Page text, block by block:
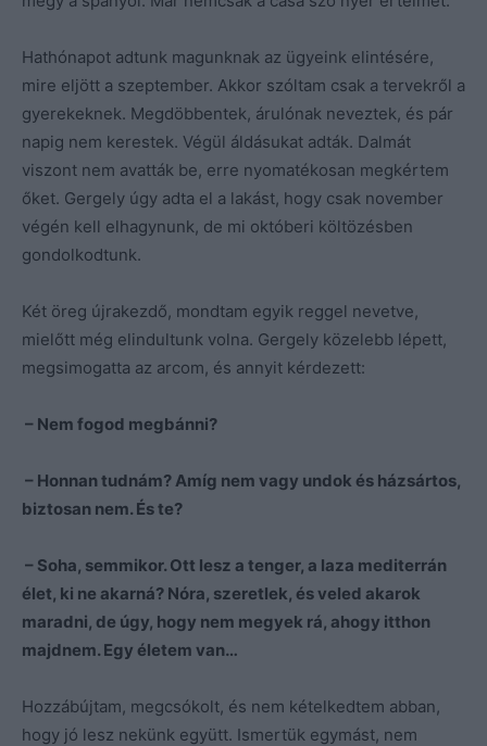
Hathónapot adtunk magunknak az ügyeink elintésére,
mire eljött a szeptember. Akkor szóltam csak a tervekről a
gyerekeknek. Megdöbbentek, árulónak neveztek, és pár
napig nem kerestek. Végül áldásukat adták. Dalmát
viszont nem avatták be, erre nyomatékosan megkértem
őket. Gergely úgy adta el a lakást, hogy csak november
végén kell elhagynunk, de mi októberi költözésben
gondolkodtunk.
Két öreg újrakezdő, mondtam egyik reggel nevetve,
mielőtt még elindultunk volna. Gergely közelebb lépett,
megsimogatta az arcom, és annyit kérdezett:
– Nem fogod megbánni?
– Honnan tudnám? Amíg nem vagy undok és házsártos,
biztosan nem. És te?
– Soha, semmikor. Ott lesz a tenger, a laza mediterrán
élet, ki ne akarná? Nóra, szeretlek, és veled akarok
maradni, de úgy, hogy nem megyek rá, ahogy itthon
majdnem. Egy életem van…
Hozzábújtam, megcsókolt, és nem kételkedtem abban,
hogy jó lesz nekünk együtt. Ismertük egymást, nem